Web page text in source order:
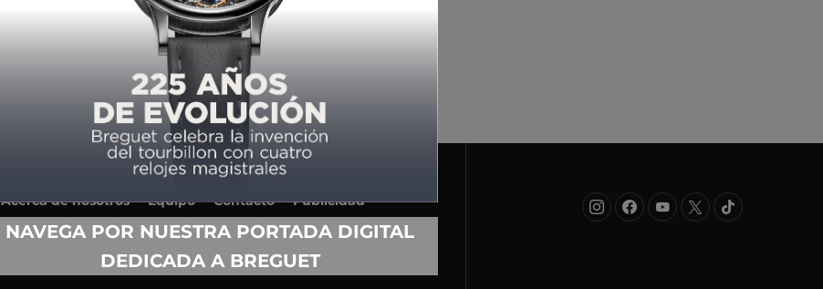
Acerca de nosotros Equipo Contacto
Publicidad
Anuario
Términos y condiciones de uso
NAVEGA POR NUESTRA PORTADA DIGITAL
DEDICADA A BREGUET